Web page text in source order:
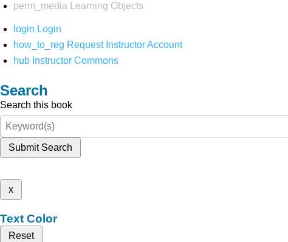
perm_media
Learning Objects
login Login
how_to_reg Request Instructor Account
hub Instructor Commons
Search
Search this book
Submit Search
x
Text Color
Reset